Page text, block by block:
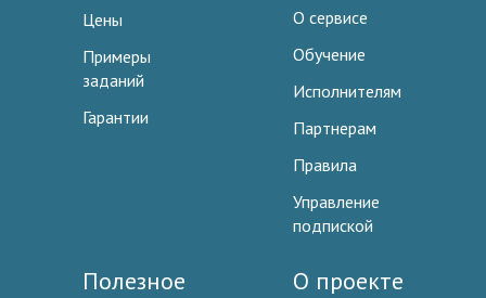
Цены
Примеры
заданий
Гарантии
О сервисе
Обучение
Исполнителям
Партнерам
Правила
Управление
подпиской
Полезное О проекте